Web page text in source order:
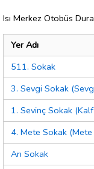
Isı Merkez Otobüs
Yer Adı
511. Sokak
3. Sevgi Sokak
1. Sevinç Sokak
4. Mete Sokak (Mete
Arı Sokak